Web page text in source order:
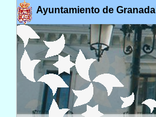
Ayuntamiento de Granada